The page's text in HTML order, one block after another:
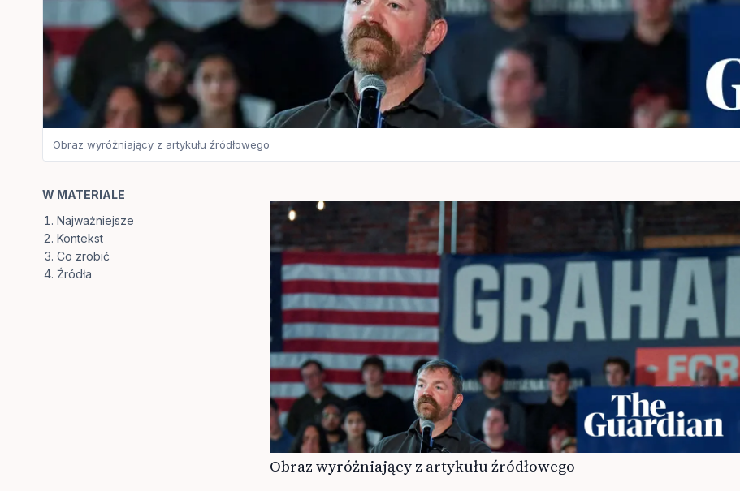
Obraz wyróżniający z artykułu źródłowego
W MATERIALE
Najważniejsze
Kontekst
Co zrobić
Źródła
Obraz wyróżniający z artykułu źródłowego